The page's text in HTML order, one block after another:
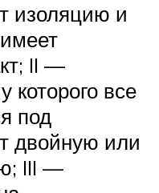
изоляцию и
II —
которого все
под
двойную или
III —